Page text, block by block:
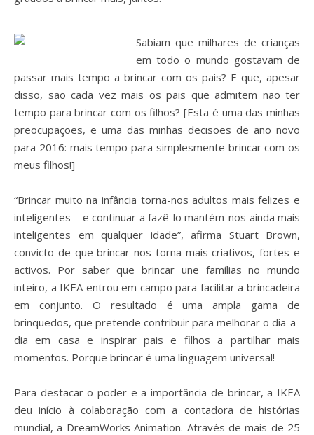
Sabiam que milhares de crianças
em todo o mundo gostavam de
passar mais tempo a brincar com os pais? E que, apesar
disso, são cada vez mais os pais que admitem não ter
tempo para brincar com os filhos? [Esta é uma das minhas
preocupações, e uma das minhas decisões de ano novo
para 2016: mais tempo para simplesmente brincar com os
meus filhos!]
“Brincar muito na infância torna-nos adultos mais felizes e
inteligentes – e continuar a fazê-lo mantém-nos ainda mais
inteligentes em qualquer idade”, afirma Stuart Brown,
convicto de que brincar nos torna mais criativos, fortes e
activos. Por saber que brincar une famílias no mundo
inteiro, a IKEA entrou em campo para facilitar a brincadeira
em conjunto. O resultado é uma ampla gama de
brinquedos, que pretende contribuir para melhorar o dia-a-
dia em casa e inspirar pais e filhos a partilhar mais
momentos. Porque brincar é uma linguagem universal!
Para destacar o poder e a importância de brincar, a IKEA
deu início à colaboração com a contadora de histórias
mundial, a DreamWorks Animation. Através de mais de 25